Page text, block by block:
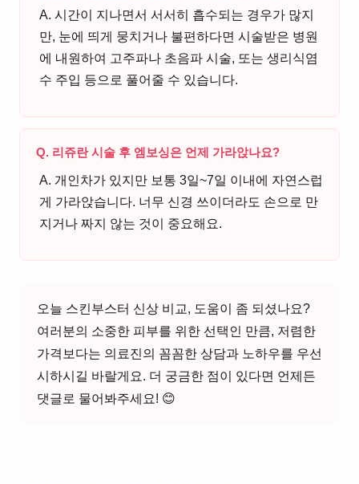
A. 시간이 지나면서 서서히 흡수되는 경우가 많지
만, 눈에 띄게 뭉치거나 불편하다면 시술받은 병원
에 내원하여 고주파나 초음파 시술, 또는 생리식염
수 주입 등으로 풀어줄 수 있습니다.
Q. 리쥬란 시술 후 엠보싱은 언제 가라앉나요?
A. 개인차가 있지만 보통 3일~7일 이내에 자연스럽
게 가라앉습니다. 너무 신경 쓰이더라도 손으로 만
지거나 짜지 않는 것이 중요해요.
오늘 스킨부스터 신상 비교, 도움이 좀 되셨나요?
여러분의 소중한 피부를 위한 선택인 만큼, 저렴한
가격보다는 의료진의 꼼꼼한 상담과 노하우를 우선
시하시길 바랄게요. 더 궁금한 점이 있다면 언제든
댓글로 물어봐주세요! 😊